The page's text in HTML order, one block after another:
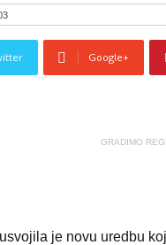
Google+
GRADIMO
je novu uredbu